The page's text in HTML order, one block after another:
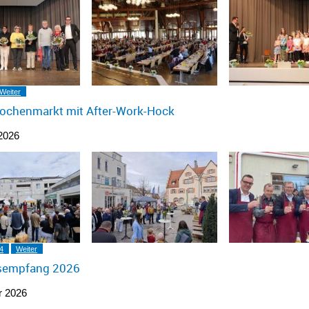
Weiter
mit After-Work-Hock
4 Weiter
2026
2026